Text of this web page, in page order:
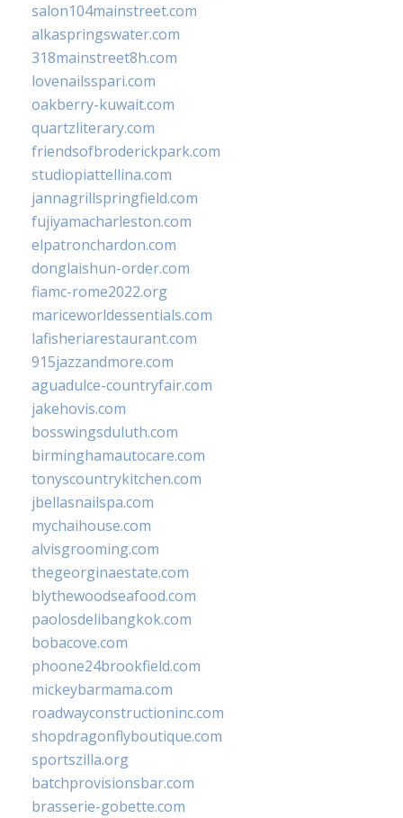
salon104mainstreet.com
alkaspringswater.com
318mainstreet8h.com
lovenailsspari.com
oakberry-kuwait.com
quartzliterary.com
friendsofbroderickpark.com
studiopiattellina.com
jannagrillspringfield.com
fujiyamacharleston.com
elpatronchardon.com
donglaishun-order.com
fiamc-rome2022.org
mariceworldessentials.com
lafisheriarestaurant.com
915jazzandmore.com
aguadulce-countryfair.com
jakehovis.com
bosswingsduluth.com
birminghamautocare.com
tonyscountrykitchen.com
jbellasnailspa.com
mychaihouse.com
alvisgrooming.com
thegeorginaestate.com
blythewoodseafood.com
paolosdelibangkok.com
bobacove.com
phoone24brookfield.com
mickeybarmama.com
roadwayconstructioninc.com
shopdragonflyboutique.com
sportszilla.org
batchprovisionsbar.com
brasserie-gobette.com